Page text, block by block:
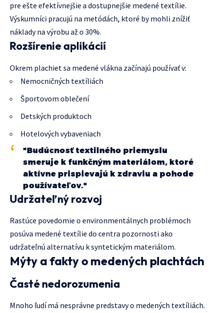
pre ešte efektívnejšie a dostupnejšie medené textílie.
Výskumníci pracujú na metódách, ktoré by mohli znížiť
náklady na výrobu až o 30%.
Rozšírenie aplikácií
Okrem plachiet sa medené vlákna začínajú používať v:
Nemocničných textíliách
Športovom oblečení
Detských produktoch
Hotelových vybaveniach
"Budúcnosť textilného priemyslu
smeruje k funkčným materiálom, ktoré
aktívne prispievajú k zdraviu a pohode
používateľov."
Udržateľný rozvoj
Rastúce povedomie o environmentálnych problémoch
posúva medené textílie do centra pozornosti ako
udržateľnú alternatívu k syntetickým materiálom.
Mýty a fakty o medených plachtách
Časté nedorozumenia
Mnoho ľudí má nesprávne predstavy o medených textíliách.